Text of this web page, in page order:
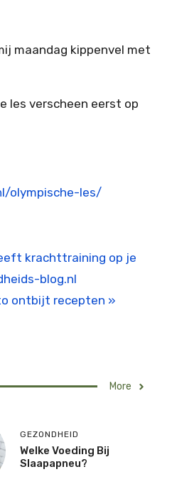
maandag kippenvel met
les verscheen eerst op
olympische-les/
krachttraining op je
blog.nl
ontbijt recepten »
More
GEZONDHEID
Welke Voeding Bij
Slaapapneu?